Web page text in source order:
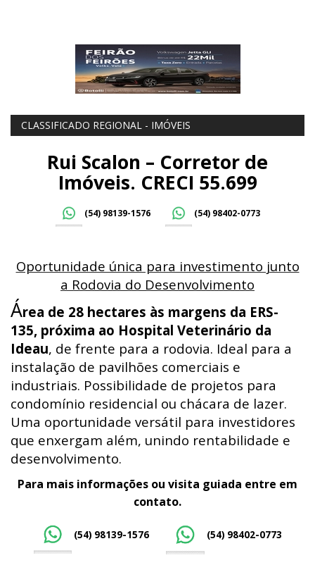
CLASSIFICADO REGIONAL - IMÓVEIS
Rui Scalon – Corretor de
Imóveis. CRECI 55.699
(54) 98139-1576 (54) 98402-0773
Oportunidade única para investimento junto
a Rodovia do Desenvolvimento
Área de 28 hectares às margens da ERS-
135, próxima ao Hospital Veterinário da
Ideau, de frente para a rodovia. Ideal para a
instalação de pavilhões comerciais e
industriais. Possibilidade de projetos para
condomínio residencial ou chácara de lazer.
Uma oportunidade versátil para investidores
que enxergam além, unindo rentabilidade e
desenvolvimento.
Para mais informações ou visita guiada entre em
contato.
(54) 98139-1576 (54) 98402-0773